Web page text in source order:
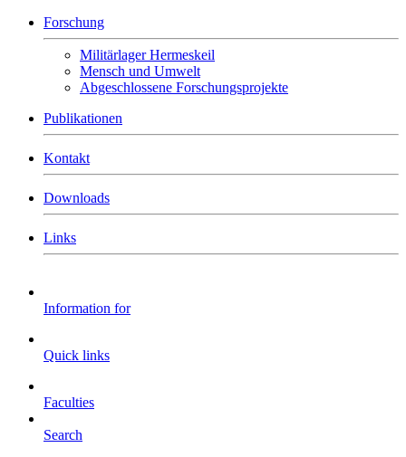
Forschung
Militärlager Hermeskeil
Mensch und Umwelt
Abgeschlossene Forschungsprojekte
Publikationen
Kontakt
Downloads
Links
Information for
Quick links
Faculties
Search